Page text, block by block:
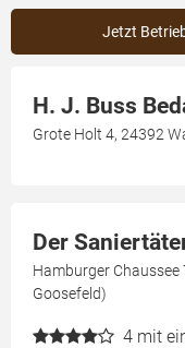
Jetzt
H. J. Buss
Grote Holt 4, 24392
Der
Hamburger
Goosefeld)
4 mit